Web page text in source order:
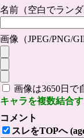
名前（空白でランダ
画像（JPEG/PNG/
画像は3650日で
キャラを複数結合
コメント
スレをTOPへ